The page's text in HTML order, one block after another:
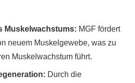
Muskelwachstums: MGF fördert
neuem Muskelgewebe, was zu
Muskelwachstum führt.
Durch die